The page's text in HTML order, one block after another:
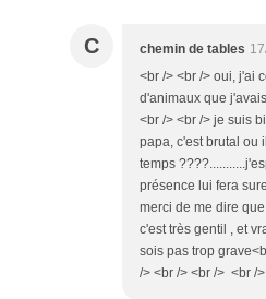
C chemin de tables
<br /> <br /> oui, j'ai
d'animaux que
<br /> <br /> je suis
papa, c'est brutal ou
temps
présence lui fera
merci de me dire
c'est très gentil , et
sois pas trop
/> <br /> <br /> <br /